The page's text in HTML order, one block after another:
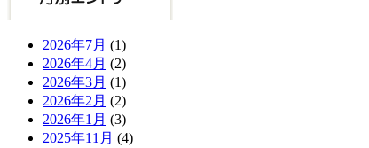
2026年7月 (1)
2026年4月 (2)
2026年3月 (1)
2026年2月 (2)
2026年1月 (3)
2025年11月 (4)